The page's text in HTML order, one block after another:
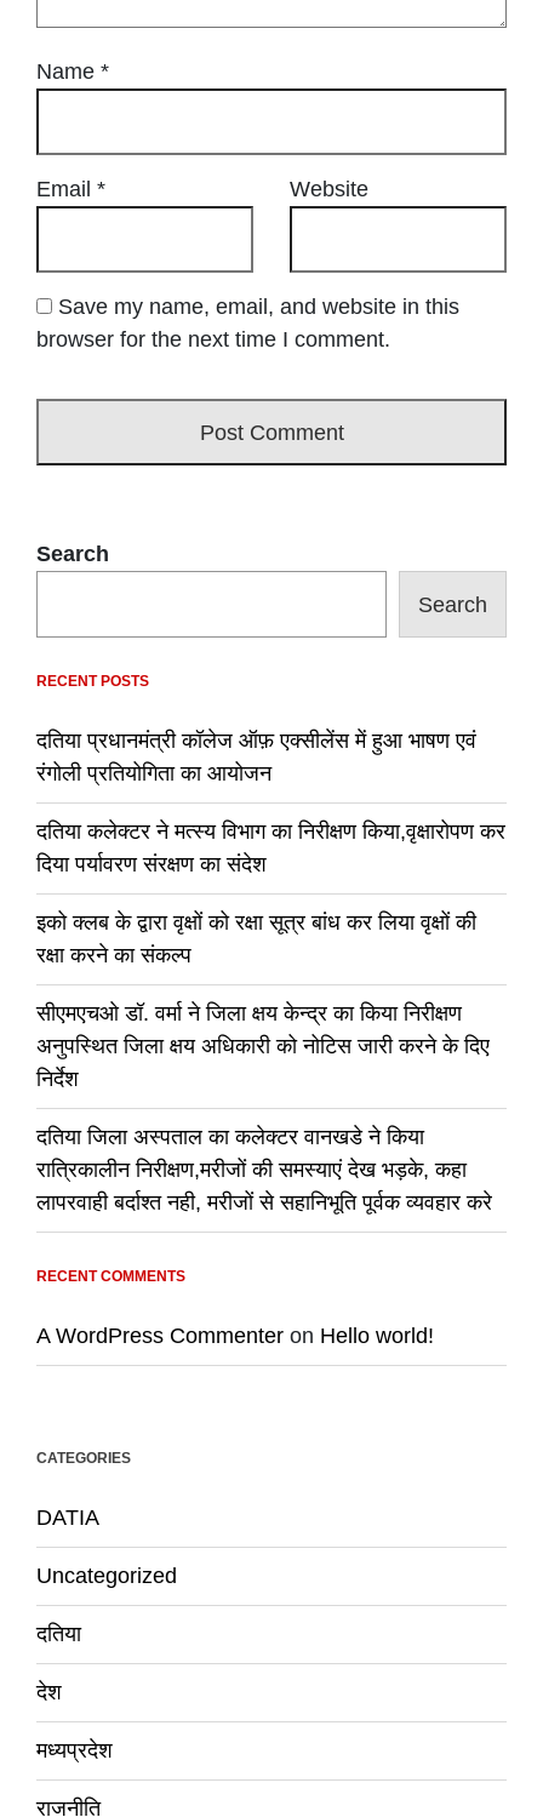
Name *
Email * Website
Save my name, email, and website in this
browser for the next time I comment.
Search
Search
RECENT POSTS
दतिया प्रधानमंत्री कॉलेज ऑफ़ एक्सीलेंस में हुआ भाषण एवं
रंगोली प्रतियोगिता का आयोजन
दतिया कलेक्टर ने मत्स्य विभाग का निरीक्षण किया,वृक्षारोपण कर
दिया पर्यावरण संरक्षण का संदेश
इको क्लब के द्वारा वृक्षों को रक्षा सूत्र बांध कर लिया वृक्षों की
रक्षा करने का संकल्प
सीएमएचओ डॉ. वर्मा ने जिला क्षय केन्द्र का किया निरीक्षण
अनुपस्थित जिला क्षय अधिकारी को नोटिस जारी करने के दिए
निर्देश
दतिया जिला अस्पताल का कलेक्टर वानखडे ने किया
रात्रिकालीन निरीक्षण,मरीजों की समस्याएं देख भड़के, कहा
लापरवाही बर्दाश्त नही, मरीजों से सहानिभूति पूर्वक व्यवहार करे
RECENT COMMENTS
A WordPress Commenter on Hello world!
CATEGORIES
DATIA
Uncategorized
दतिया
देश
मध्यप्रदेश
राजनीति